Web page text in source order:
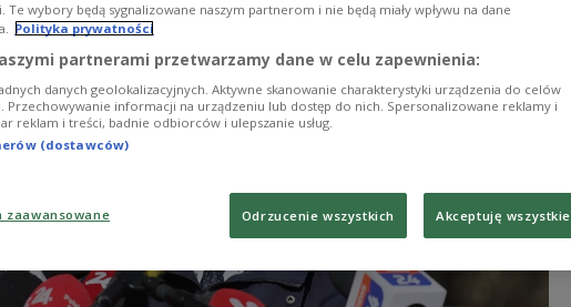
Te wybory będą sygnalizowane naszym partnerom i nie będą miały wpływu na dane
Polityka prywatności
partnerami przetwarzamy dane w celu zapewnienia:
danych geolokalizacyjnych. Aktywne skanowanie charakterystyki urządzenia do celów
Przechowywanie informacji na urządzeniu lub dostęp do nich. Spersonalizowane reklamy i
reklam i treści, badnie odbiorców i ulepszanie usług.
(dostawców)
zaawansowane Odrzucenie wszystkich Akceptuję wszystkie